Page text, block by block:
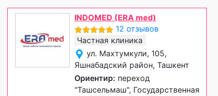
INDOMED (ERA med)
12 отзывов
Частная клиника
ул. Махтумкули, 105,
Яшнабадский район, Ташкент
Ориентир: переход
"Ташсельмаш", Государственная